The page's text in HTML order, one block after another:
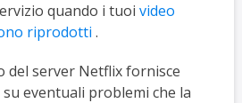
quando i tuoi video
riprodotti .
del server Netflix fornisce
eventuali problemi che la